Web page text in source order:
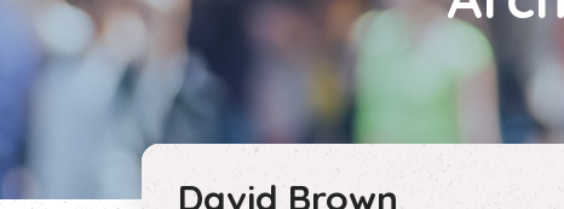
David Brown